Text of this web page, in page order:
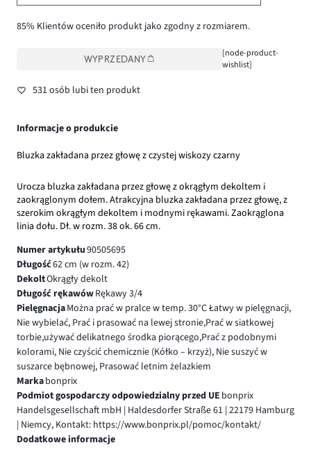
85% Klientów oceniło produkt jako zgodny z rozmiarem.
WYPRZEDANY
[node-product-
wishlist]
531 osób lubi ten produkt
Informacje o produkcie
Bluzka zakładana przez głowę z czystej wiskozy czarny
Urocza bluzka zakładana przez głowę z okrągłym dekoltem i
zaokrąglonym dołem. Atrakcyjna bluzka zakładana przez głowę, z
szerokim okrągłym dekoltem i modnymi rękawami. Zaokrąglona
linia dołu. Dł. w rozm. 38 ok. 66 cm.
Numer artykułu90505695
Długość62 cm (w rozm. 42)
DekoltOkrągły dekolt
Długość rękawówRękawy 3/4
PielęgnacjaMożna prać w pralce w temp. 30°C Łatwy w pielęgnacji,
Nie wybielać, Prać i prasować na lewej stronie,Prać w siatkowej
torbie,używać delikatnego środka piorącego,Prać z podobnymi
kolorami, Nie czyścić chemicznie (Kółko – krzyż), Nie suszyć w
suszarce bębnowej, Prasować letnim żelazkiem
Markabonprix
Podmiot gospodarczy odpowiedzialny przed UE bonprix
Handelsgesellschaft mbH | Haldesdorfer Straße 61 | 22179 Hamburg
| Niemcy, Kontakt: https://www.bonprix.pl/pomoc/kontakt/
Dodatkowe informacje